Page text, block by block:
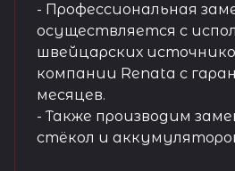
- Профессиональная
осуществляется с
швейцарских
компании Renata с
месяцев.
- Также производим
стёкол и